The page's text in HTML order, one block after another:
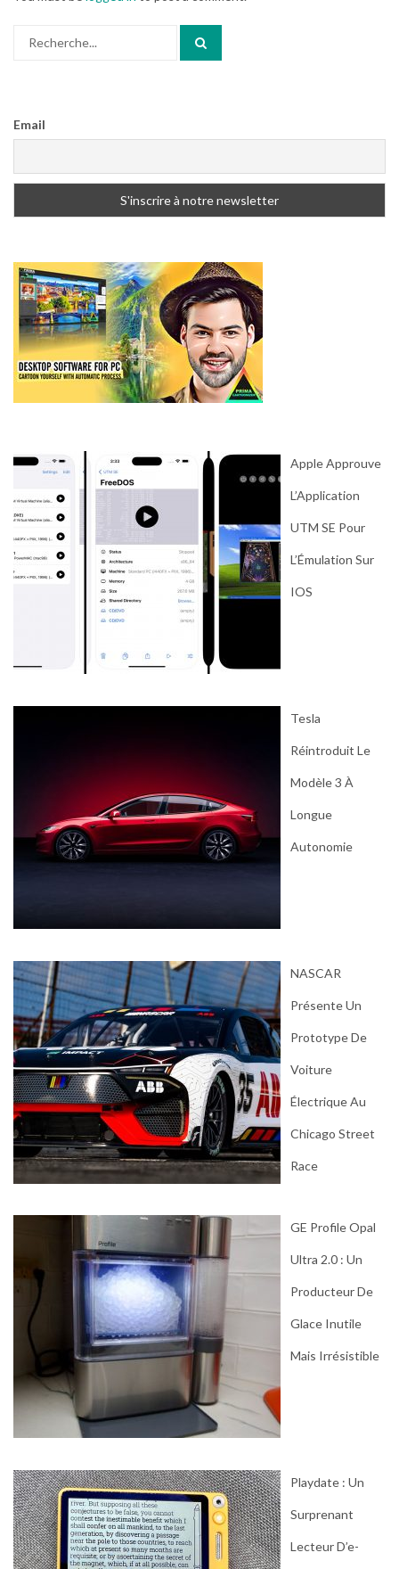
Email
Apple Approuve
L’Application
UTM SE Pour
L’Émulation Sur
IOS
Tesla
Réintroduit Le
Modèle 3 À
Longue
Autonomie
NASCAR
Présente Un
Prototype De
Voiture
Électrique Au
Chicago Street
Race
GE Profile Opal
Ultra 2.0 : Un
Producteur De
Glace Inutile
Mais Irrésistible
Playdate : Un
Surprenant
Lecteur D’e-